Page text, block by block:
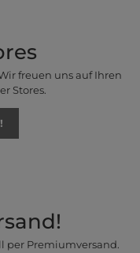
freuen uns auf Ihren
Stores.
per Premiumversand.